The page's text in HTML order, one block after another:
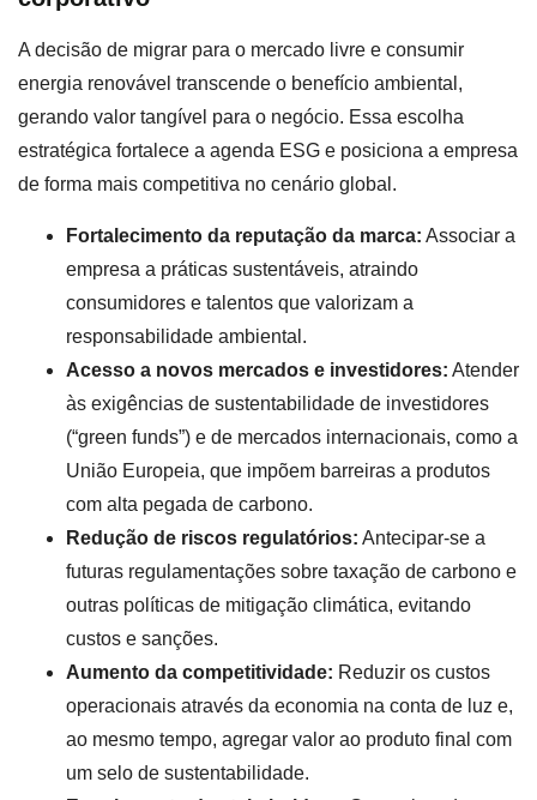
A decisão de migrar para o mercado livre e consumir
energia renovável transcende o benefício ambiental,
gerando valor tangível para o negócio. Essa escolha
estratégica fortalece a agenda ESG e posiciona a empresa
de forma mais competitiva no cenário global.
Fortalecimento da reputação da marca: Associar a
empresa a práticas sustentáveis, atraindo
consumidores e talentos que valorizam a
responsabilidade ambiental.
Acesso a novos mercados e investidores: Atender
às exigências de sustentabilidade de investidores
(“green funds”) e de mercados internacionais, como a
União Europeia, que impõem barreiras a produtos
com alta pegada de carbono.
Redução de riscos regulatórios: Antecipar-se a
futuras regulamentações sobre taxação de carbono e
outras políticas de mitigação climática, evitando
custos e sanções.
Aumento da competitividade: Reduzir os custos
operacionais através da economia na conta de luz e,
ao mesmo tempo, agregar valor ao produto final com
um selo de sustentabilidade.